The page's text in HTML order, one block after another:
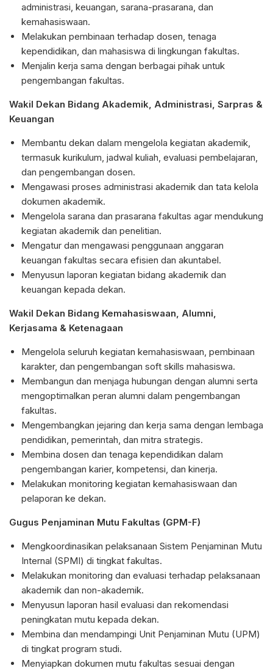
administrasi, keuangan, sarana-prasarana, dan
kemahasiswaan.
Melakukan pembinaan terhadap dosen, tenaga
kependidikan, dan mahasiswa di lingkungan fakultas.
Menjalin kerja sama dengan berbagai pihak untuk
pengembangan fakultas.
Wakil Dekan Bidang Akademik, Administrasi, Sarpras &
Keuangan
Membantu dekan dalam mengelola kegiatan akademik,
termasuk kurikulum, jadwal kuliah, evaluasi pembelajaran,
dan pengembangan dosen.
Mengawasi proses administrasi akademik dan tata kelola
dokumen akademik.
Mengelola sarana dan prasarana fakultas agar mendukung
kegiatan akademik dan penelitian.
Mengatur dan mengawasi penggunaan anggaran
keuangan fakultas secara efisien dan akuntabel.
Menyusun laporan kegiatan bidang akademik dan
keuangan kepada dekan.
Wakil Dekan Bidang Kemahasiswaan, Alumni,
Kerjasama & Ketenagaan
Mengelola seluruh kegiatan kemahasiswaan, pembinaan
karakter, dan pengembangan soft skills mahasiswa.
Membangun dan menjaga hubungan dengan alumni serta
mengoptimalkan peran alumni dalam pengembangan
fakultas.
Mengembangkan jejaring dan kerja sama dengan lembaga
pendidikan, pemerintah, dan mitra strategis.
Membina dosen dan tenaga kependidikan dalam
pengembangan karier, kompetensi, dan kinerja.
Melakukan monitoring kegiatan kemahasiswaan dan
pelaporan ke dekan.
Gugus Penjaminan Mutu Fakultas (GPM-F)
Mengkoordinasikan pelaksanaan Sistem Penjaminan Mutu
Internal (SPMI) di tingkat fakultas.
Melakukan monitoring dan evaluasi terhadap pelaksanaan
akademik dan non-akademik.
Menyusun laporan hasil evaluasi dan rekomendasi
peningkatan mutu kepada dekan.
Membina dan mendampingi Unit Penjaminan Mutu (UPM)
di tingkat program studi.
Menyiapkan dokumen mutu fakultas sesuai dengan